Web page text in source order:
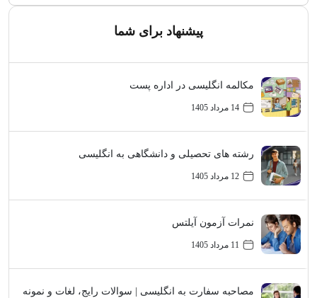
پیشنهاد برای شما
مکالمه انگلیسی در اداره پست
14 مرداد 1405
رشته های تحصیلی و دانشگاهی به انگلیسی
12 مرداد 1405
نمرات آزمون آیلتس
11 مرداد 1405
مصاحبه سفارت به انگلیسی | سوالات رایج، لغات و نمونه